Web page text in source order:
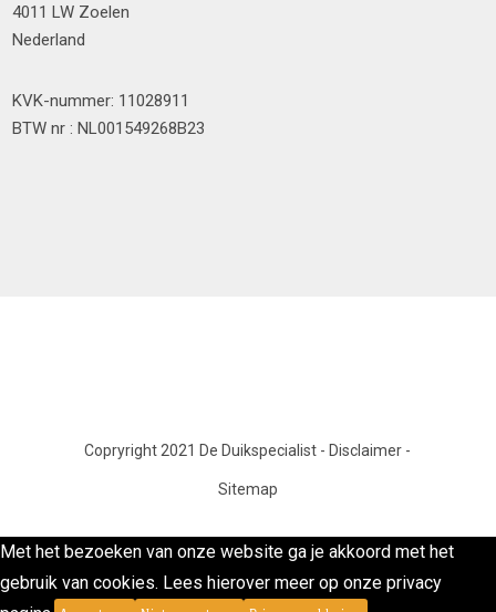
4011 LW Zoelen
Nederland
KVK-nummer: 11028911
BTW nr : NL001549268B23
Copryright 2021 De Duikspecialist - Disclaimer -
Sitemap
Met het bezoeken van onze website ga je akkoord met het
gebruik van cookies. Lees hierover meer op onze privacy